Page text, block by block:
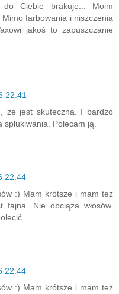
Ciebie brakuje... Moim
farbowania i niszczenia
jakoś to zapuszczanie
22:41
że jest skuteczna. I bardzo
Polecam ją.
22:44
:) Mam krótsze i mam też
fajna. Nie obciąża włosów.
22:44
:) Mam krótsze i mam też